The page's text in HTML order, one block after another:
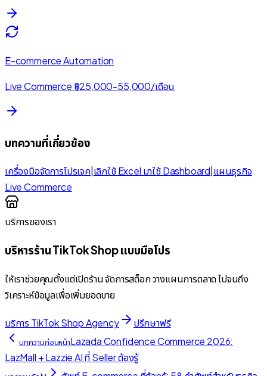
E-commerce Automation
Live Commerce ฿25,000-55,000/เดือน
บทความที่เกี่ยวข้อง
เครื่องมือจัดการโปรเจค| เลิกใช้ Excel มาใช้ Dashboard แผนธุรกิจ
Live Commerce
บริการของเรา
บริหารร้าน TikTok Shop แบบมือโปร
ให้เราช่วยคุณตั้งแต่เปิดร้าน จัดการสต็อก วางแผนการตลาด ไปจนถึง
วิเคราะห์ข้อมูลเพื่อเพิ่มยอดขาย
บริการ TikTok Shop Agency ปรึกษาฟรี
บทความก่อนหน้าLazada Confidence Commerce 2026:
LazMall + Lazzie AI ที่ Seller ต้องรู้